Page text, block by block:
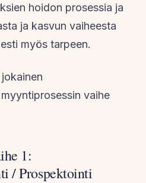
hoidon prosessia ja
ja kasvun vaiheesta
myös tarpeen.
vaihe
1:
/ Prospektointi